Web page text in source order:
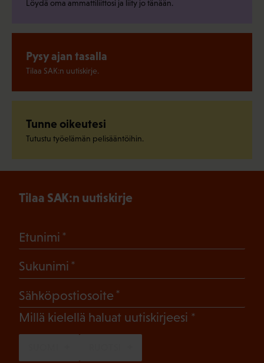
Löydä oma ammattiliittosi ja liity jo tänään.
Pysy ajan tasalla
Tilaa SAK:n uutiskirje.
Tunne oikeutesi
Tutustu työelämän pelisääntöihin.
Tilaa SAK:n uutiskirje
Etunimi
Sukunimi
Sähköpostiosoite
Millä kielellä haluat uutiskirjeesi (Pakollinen)